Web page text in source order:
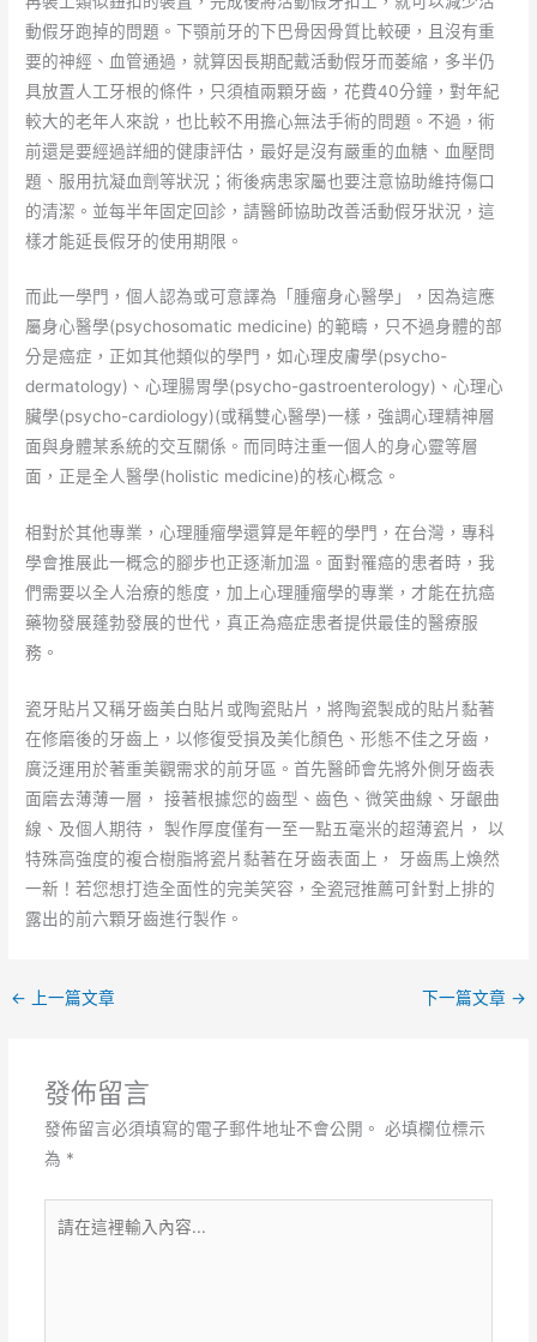
動假牙跑掉的問題。下顎前牙的下巴骨因骨質比較硬，且沒有重
要的神經、血管通過，就算因長期配戴活動假牙而萎縮，多半仍
具放置人工牙根的條件，只須植兩顆牙齒，花費40分鐘，對年紀
較大的老年人來說，也比較不用擔心無法手術的問題。不過，術
前還是要經過詳細的健康評估，最好是沒有嚴重的血糖、血壓問
題、服用抗凝血劑等狀況；術後病患家屬也要注意協助維持傷口
的清潔。並每半年固定回診，請醫師協助改善活動假牙狀況，這
樣才能延長假牙的使用期限。
而此一學門，個人認為或可意譯為「腫瘤身心醫學」，因為這應
屬身心醫學(psychosomatic medicine) 的範疇，只不過身體的部
分是癌症，正如其他類似的學門，如心理皮膚學(psycho-
dermatology)、心理腸胃學(psycho-gastroenterology)、心理心
臟學(psycho-cardiology)(或稱雙心醫學)一樣，強調心理精神層
面與身體某系統的交互關係。而同時注重一個人的身心靈等層
面，正是全人醫學(holistic medicine)的核心概念。
相對於其他專業，心理腫瘤學還算是年輕的學門，在台灣，專科
學會推展此一概念的腳步也正逐漸加溫。面對罹癌的患者時，我
們需要以全人治療的態度，加上心理腫瘤學的專業，才能在抗癌
藥物發展蓬勃發展的世代，真正為癌症患者提供最佳的醫療服
務。
瓷牙貼片又稱牙齒美白貼片或陶瓷貼片，將陶瓷製成的貼片黏著
在修磨後的牙齒上，以修復受損及美化顏色、形態不佳之牙齒，
廣泛運用於著重美觀需求的前牙區。首先醫師會先將外側牙齒表
面磨去薄薄一層， 接著根據您的齒型、齒色、微笑曲線、牙齦曲
線、及個人期待， 製作厚度僅有一至一點五毫米的超薄瓷片， 以
特殊高強度的複合樹脂將瓷片黏著在牙齒表面上， 牙齒馬上煥然
一新！若您想打造全面性的完美笑容，全瓷冠推薦可針對上排的
露出的前六顆牙齒進行製作。
← 上一篇文章 下一篇文章 →
發佈留言
發佈留言必須填寫的電子郵件地址不會公開。 必填欄位標示
為 *
在